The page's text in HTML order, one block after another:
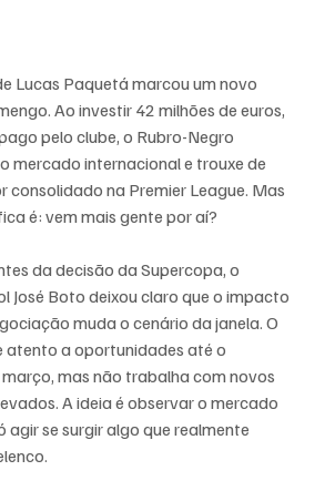
Lucas Paquetá marcou um novo
Ao investir 42 milhões de euros,
pelo clube, o Rubro-Negro
mercado internacional e trouxe de
consolidado na Premier League. Mas
é: vem mais gente por aí?
da decisão da Supercopa, o
José Boto deixou claro que o impacto
muda o cenário da janela. O
atento a oportunidades até o
mas não trabalha com novos
A ideia é observar o mercado
agir se surgir algo que realmente